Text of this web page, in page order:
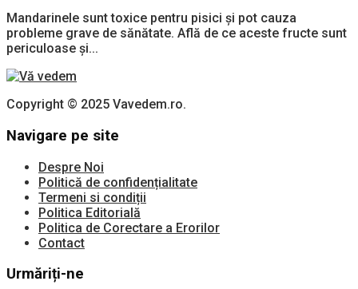
Mandarinele sunt toxice pentru pisici și pot cauza
probleme grave de sănătate. Află de ce aceste fructe sunt
periculoase și...
Copyright © 2025 Vavedem.ro.
Navigare pe site
Despre Noi
Politică de confidențialitate
Termeni si condiții
Politica Editorială
Politica de Corectare a Erorilor
Contact
Urmăriți-ne